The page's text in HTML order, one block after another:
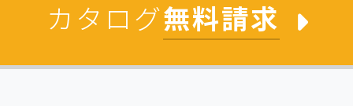
カタログ無料請求